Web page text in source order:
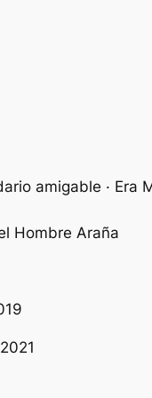
amigable · Era
Hombre Araña
2021